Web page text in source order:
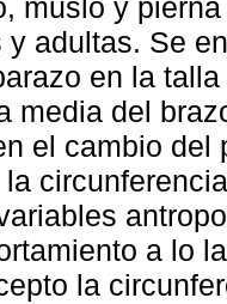
muslo y
y adultas. Se
en la
media del
el cambio del
a lo
la